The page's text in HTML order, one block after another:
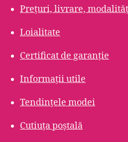
Prețuri, livrare,
Loialitate
Certificat de garanție
Informații utile
Tendințele modei
Cutiuța poștală